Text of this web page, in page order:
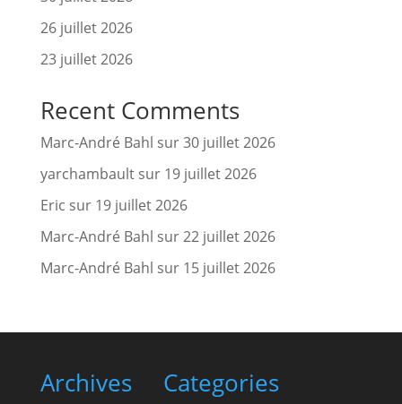
26 juillet 2026
23 juillet 2026
Recent Comments
Marc-André Bahl sur30 juillet 2026
yarchambaultsur 19 juillet 2026
Eric sur 19 juillet 2026
Marc-André Bahl sur22 juillet 2026
Marc-André Bahl sur 15 juillet 2026
Archives Categories